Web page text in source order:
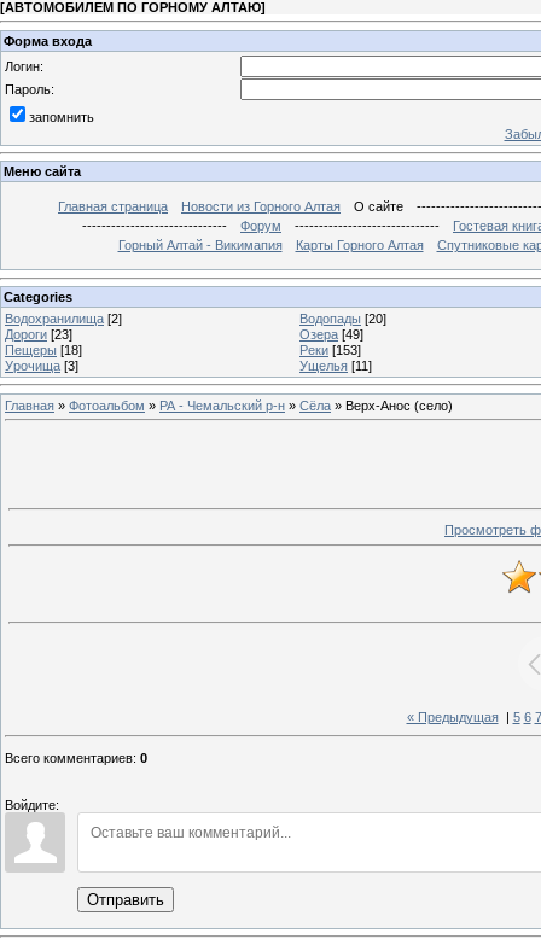
[АВТОМОБИЛЕМ ПО ГОРНОМУ АЛТАЮ]
Форма входа
Логин:
Пароль:
запомнить
Меню сайта
Главная страница Новости из Горного Алтая О сайте
------------------------------
Форум ------------------------------
Гостевая
Горный Алтай - Викимапия
Карты Горного Алтая Спутниковые
Categories
Водохранилища [2] Водопады [20]
Дороги [23] Озера [49]
Пещеры [18] Реки [153]
Урочища [3] Ущелья [11]
Главная » Фотоальбом » РА - Чемальский р-н » Сёла » Верх-Анос (село)
Просмотреть
« Предыдущая| 5 6 7
Всего комментариев: 0
Войдите:
Отправить